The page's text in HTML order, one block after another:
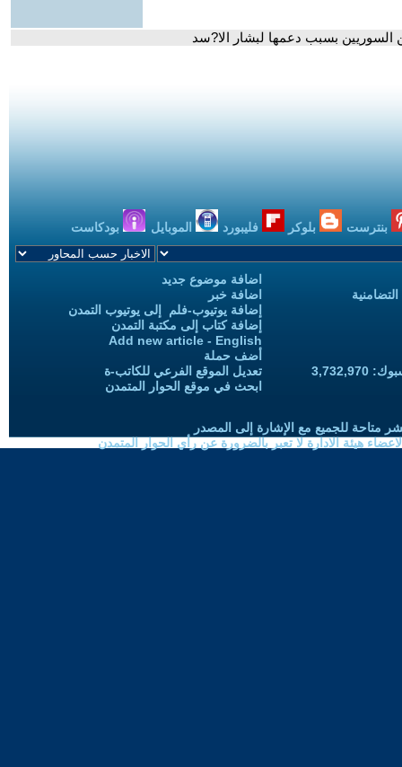
بسبب دعمها لبشار الا?سد
بنترست بلوكر فليبورد الموبايل بودكاست
اضافة موضوع جديد
اضافة خبر
إضافة يوتيوب-فلم إلى يوتيوب التمدن
إضافة كتاب إلى مكتبة التمدن
Add new article - English
أضف حملة
تعديل الموقع الفرعي للكاتب-ة
ابحث في موقع الحوار المتمدن
متاحة للجميع مع الإشارة إلى المصدر
هيئة الادارة لا تعبر بالضرورة عن رأي الحوار المتمدن